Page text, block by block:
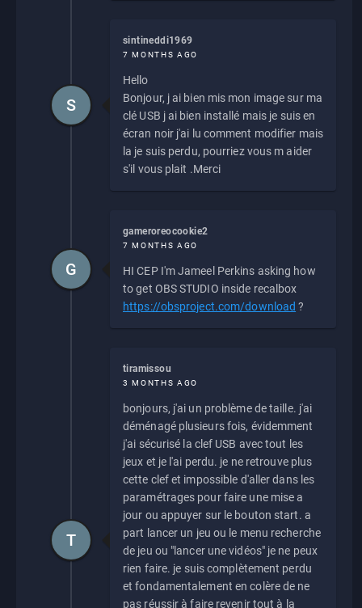
sintineddi1969
7 MONTHS AGO
Hello
Bonjour, j ai bien mis mon image sur ma
clé USB j ai bien installé mais je suis en
écran noir j'ai lu comment modifier mais
la je suis perdu, pourriez vous m aider
s'il vous plait .Merci
S
gameroreocookie2
7 MONTHS AGO
HI CEP I'm Jameel Perkins asking how
to get OBS STUDIO inside recalbox
https://obsproject.com/download ?
G
tiramissou
3 MONTHS AGO
bonjours, j'ai un problème de taille. j'ai
déménagé plusieurs fois, évidemment
j'ai sécurisé la clef USB avec tout les
jeux et je l'ai perdu. je ne retrouve plus
cette clef et impossible d'aller dans les
paramétrages pour faire une mise a
jour ou appuyer sur le bouton start. a
part lancer un jeu ou le menu recherche
de jeu ou "lancer une vidéos" je ne peux
rien faire. je suis complètement perdu
et fondamentalement en colère de ne
pas réussir à faire revenir tout à la
T